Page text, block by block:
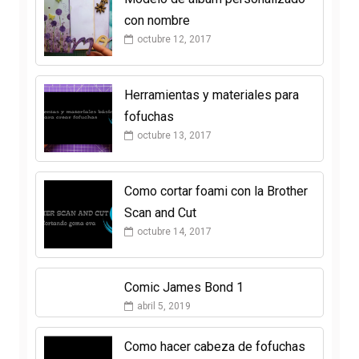
con nombre
octubre 12, 2017
Herramientas y materiales para
fofuchas
octubre 13, 2017
Como cortar foami con la Brother
Scan and Cut
octubre 14, 2017
Comic James Bond 1
abril 5, 2019
Como hacer cabeza de fofuchas